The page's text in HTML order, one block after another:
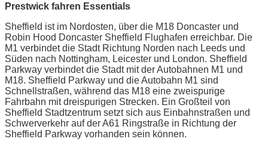
Prestwick fahren Essentials
Sheffield ist im Nordosten, über die M18 Doncaster und
Robin Hood Doncaster Sheffield Flughafen erreichbar. Die
M1 verbindet die Stadt Richtung Norden nach Leeds und
Süden nach Nottingham, Leicester und London. Sheffield
Parkway verbindet die Stadt mit der Autobahnen M1 und
M18. Sheffield Parkway und die Autobahn M1 sind
Schnellstraßen, während das M18 eine zweispurige
Fahrbahn mit dreispurigen Strecken. Ein Großteil von
Sheffield Stadtzentrum setzt sich aus Einbahnstraßen und
Schwerverkehr auf der A61 Ringstraße in Richtung der
Sheffield Parkway vorhanden sein können.